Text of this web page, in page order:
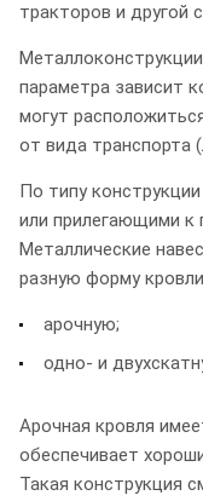
тракторов и другой
параметра зависит
могут
от вида транспорта
По типу
или прилегающими к
Металлические
разную форму
арочную;
одно- и
Арочная кровля
обеспечивает
Такая конструкция